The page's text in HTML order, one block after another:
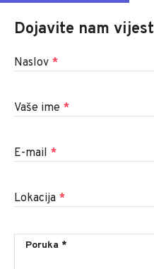
Dojavite nam vijest
Naslov *
Vaše ime *
E-mail *
Lokacija *